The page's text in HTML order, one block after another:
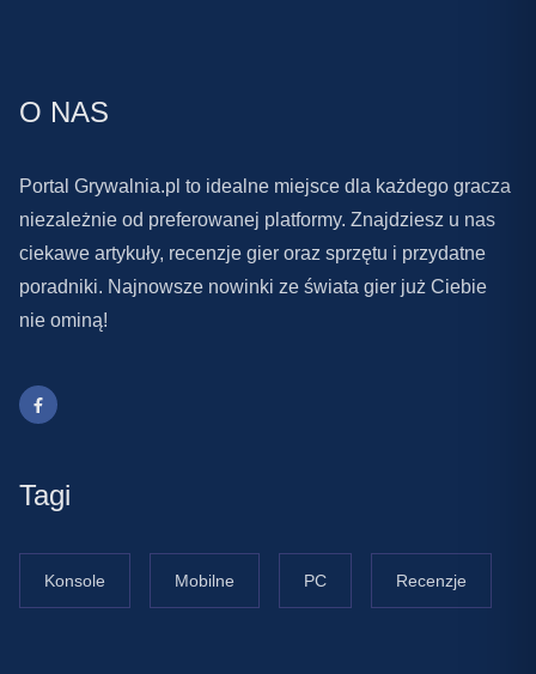
O NAS
Portal Grywalnia.pl to idealne miejsce dla każdego gracza
niezależnie od preferowanej platformy. Znajdziesz u nas
ciekawe artykuły, recenzje gier oraz sprzętu i przydatne
poradniki. Najnowsze nowinki ze świata gier już Ciebie
nie ominą!
Tagi
Konsole Mobilne PC Recenzje